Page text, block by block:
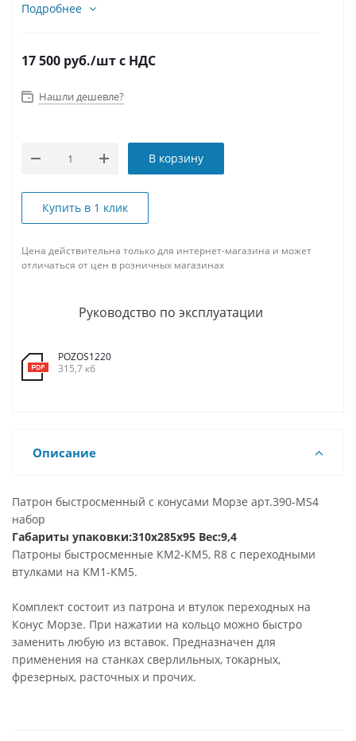
Подробнее
17 500 руб./штс НДС
Нашли дешевле?
В корзину
Купить в 1 клик
Цена действительна только для интернет-магазина и может
отличаться от цен в розничных магазинах
Руководство по эксплуатации
POZOS1220
315,7 кб
Описание
Патрон быстросменный с конусами Морзе арт.390-MS4
набор
Габариты упаковки:310x285x95 Вес:9,4
Патроны быстросменные КМ2-КМ5, R8 с переходными
втулками на KM1-KM5.
Комплект состоит из патрона и втулок переходных на
Конус Морзе. При нажатии на кольцо можно быстро
заменить любую из вставок. Предназначен для
применения на станках сверлильных, токарных,
фрезерных, расточных и прочих.